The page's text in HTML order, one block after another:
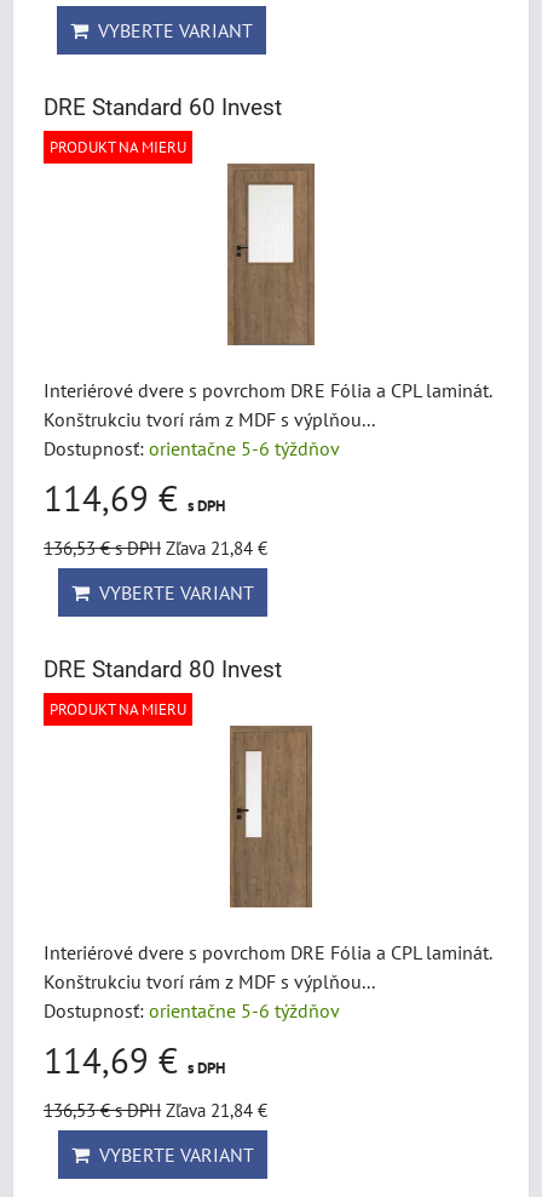
VYBERTE VARIANT
DRE Standard 60 Invest
PRODUKT NA MIERU
Interiérové dvere s povrchom DRE Fólia a CPL laminát.
Konštrukciu tvorí rám z MDF s výplňou...
Dostupnosť: orientačne 5-6 týždňov
114,69 € s DPH
136,53 €s DPH Zľava 21,84 €
VYBERTE VARIANT
DRE Standard 80 Invest
PRODUKT NA MIERU
Interiérové dvere s povrchom DRE Fólia a CPL laminát.
Konštrukciu tvorí rám z MDF s výplňou...
Dostupnosť: orientačne 5-6 týždňov
114,69 € s DPH
136,53 €s DPH Zľava 21,84 €
VYBERTE VARIANT